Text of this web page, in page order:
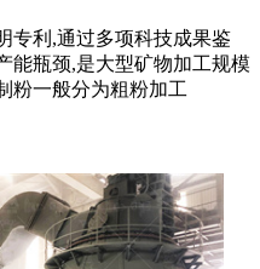
专利,通过多项科技成果鉴
能瓶颈,是大型矿物加工规模
粉一般分为粗粉加工